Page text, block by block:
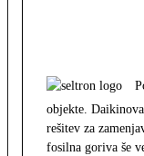
objekte.
rešitev za
fosilna goriva še